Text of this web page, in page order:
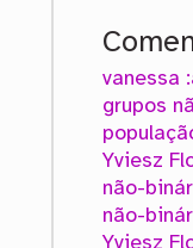
vanessa
grupos
Yviesz
não-
não-
Yviesz